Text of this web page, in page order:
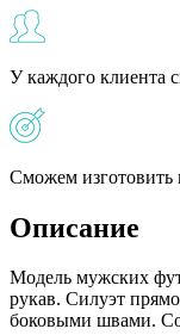
У каждого клиента
Сможем изготовить
Описание
Модель мужских
рукав. Силуэт
боковыми швами.